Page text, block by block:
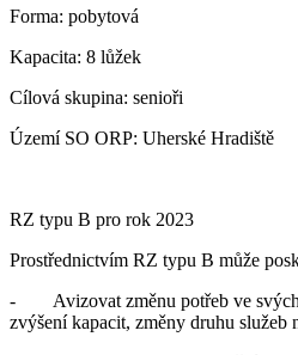
Forma: pobytová
Kapacita: 8 lůžek
Cílová skupina: senioři
Území SO ORP: Uherské Hradiště
RZ typu B pro rok 2023
Prostřednictvím RZ typu B může
- Avizovat změnu potřeb ve svých
zvýšení kapacit, změny druhu služeb